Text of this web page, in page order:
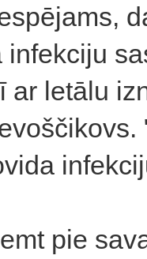
ar letālu
pie